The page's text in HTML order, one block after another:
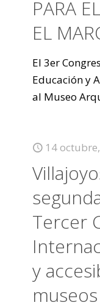
PARA
EL
El 3er
Educación y
al Museo
14
Tercer
y